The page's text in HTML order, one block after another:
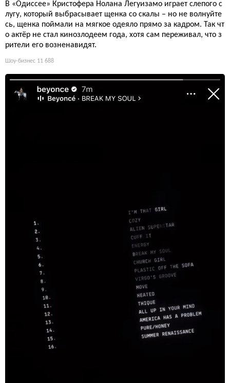
В «Одиссее» Кристофера Нолана Легуизамо играет слепого с
лугу, который выбрасывает щенка со скалы – но не волнуйте
сь, щенка поймали на мягкое одеяло прямо за кадром. Так чт
о актёр не стал кинозлодеем года, хотя сам переживал, что з
рители его возненавидят.
Шоу-бизнес 11 688